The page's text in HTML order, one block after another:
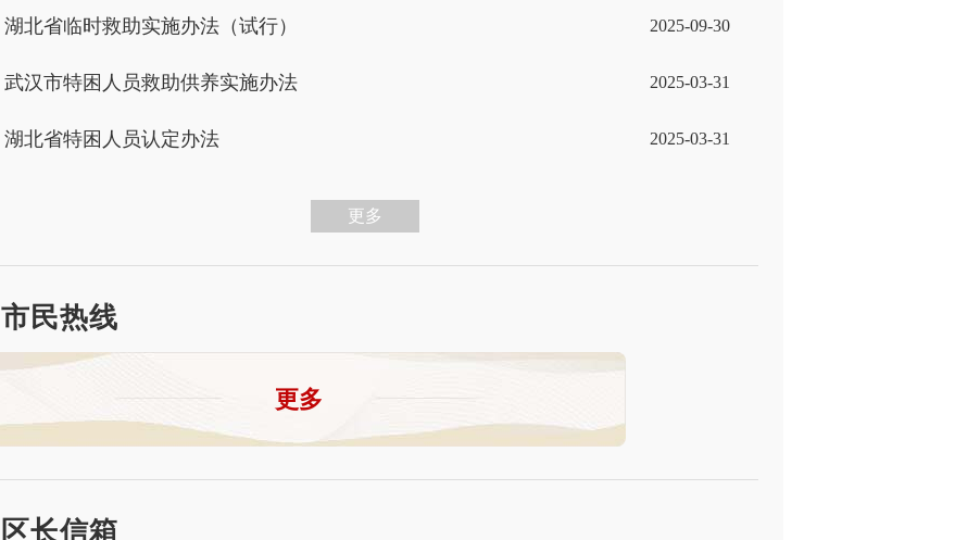
湖北省临时救助实施办法（试行） 2025-09-30
武汉市特困人员救助供养实施办法 2025-03-31
湖北省特困人员认定办法 2025-03-31
更多
市民热线
更多
区长信箱